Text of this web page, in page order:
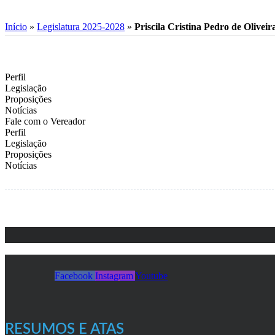
Início » Legislatura 2025-2028 » Priscila Cristina Pedro de
Perfil
Legislação
Proposições
Notícias
Fale com o Vereador
Perfil
Legislação
Proposições
Notícias
Facebook Instagram Youtube
RESUMOS E ATAS